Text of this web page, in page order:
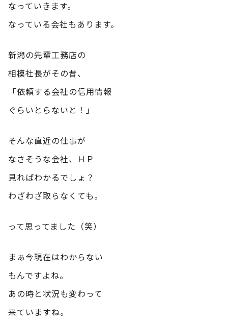
なっていきます。
なっている会社もあります。
新潟の先輩工務店の
相模社長がその昔、
「依頼する会社の信用情報
ぐらいとらないと！」
そんな直近の仕事が
なさそうな会社、ＨＰ
見ればわかるでしょ？
わざわざ取らなくても。
って思ってました（笑）
まぁ今現在はわからない
もんですよね。
あの時と状況も変わって
来ていますね。